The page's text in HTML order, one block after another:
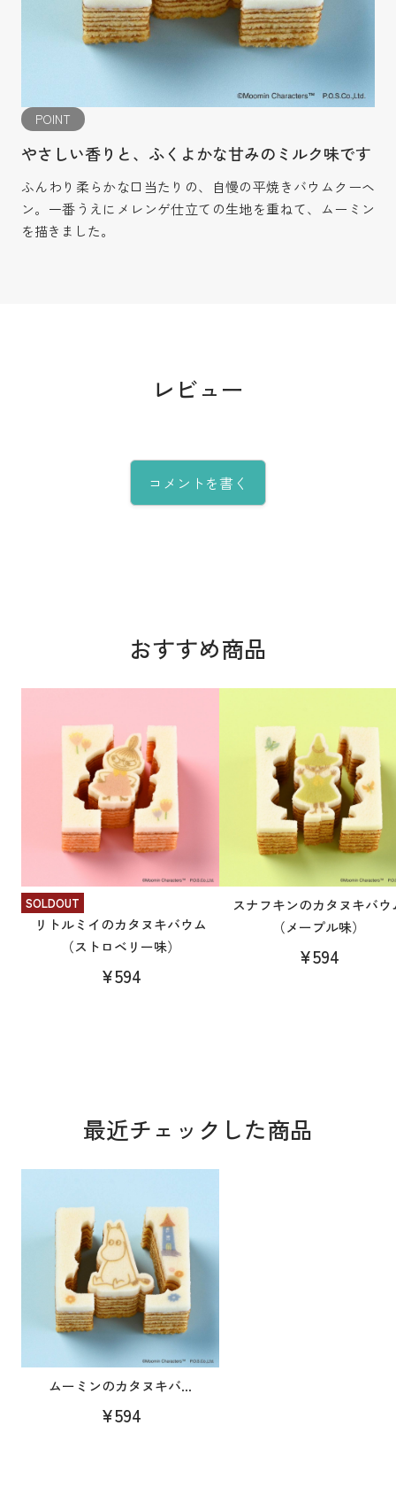
POINT
やさしい香りと、ふくよかな甘みのミルク味です
ふんわり柔らかな口当たりの、自慢の平焼きバウムクーヘ
ン。一番うえにメレンゲ仕立ての生地を重ねて、ムーミン
を描きました。
レビュー
コメントを書く
おすすめ商品
SOLDOUT
リトルミイのカタヌキバウム
（ストロベリー味）
¥594
スナフキンのカタヌキバウ
（メープル味）
¥594
最近チェックした商品
ムーミンのカタヌキバ...
¥594